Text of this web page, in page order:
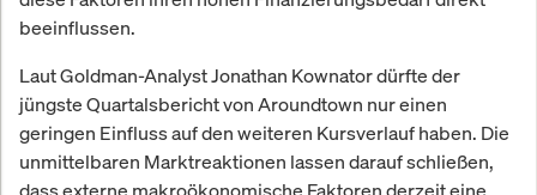
beeinflussen.
Laut Goldman-Analyst Jonathan Kownator dürfte der
jüngste Quartalsbericht von Aroundtown nur einen
geringen Einfluss auf den weiteren Kursverlauf haben. Die
unmittelbaren Marktreaktionen lassen darauf schließen,